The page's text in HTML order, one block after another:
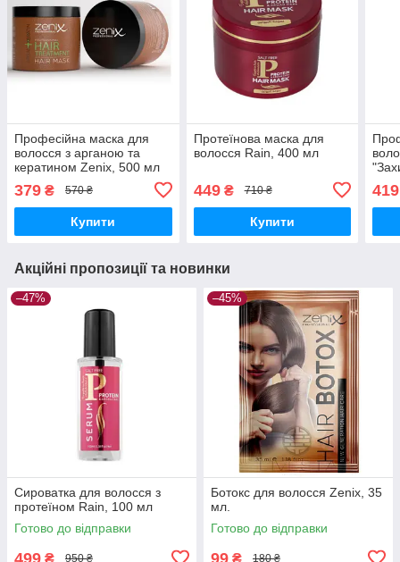
Професійна маска для
волосся з арганою та
кератином Zenix, 500 мл
379 ₴ 570 ₴
Купити
Протеїнова маска для
волосся Rain, 400 мл
449₴ 710 ₴
Купити
419
Акційні пропозиції та новинки
–47%
Сироватка для волосся з
протеїном Rain, 100 мл
Готово до відправки
499 ₴ 950 ₴
–45%
Ботокс для волосся Zenix, 35
мл.
Готово до відправки
99 ₴ 180 ₴